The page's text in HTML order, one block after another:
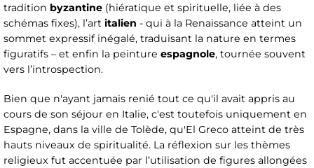
tradition byzantine (hiératique et spirituelle, liée à des
schémas fixes), l’art italien - qui à la Renaissance atteint un
sommet expressif inégalé, traduisant la nature en termes
figuratifs – et enfin la peinture espagnole, tournée souvent
vers l’introspection.
Bien que n'ayant jamais renié tout ce qu'il avait appris au
cours de son séjour en Italie, c'est toutefois uniquement en
Espagne, dans la ville de Tolède, qu'El Greco atteint de très
hauts niveaux de spiritualité. La réflexion sur les thèmes
religieux fut accentuée par l’utilisation de figures allongées